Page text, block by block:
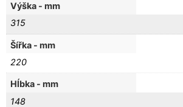
Výška - mm
315
Šířka - mm
220
Hĺbka - mm
148